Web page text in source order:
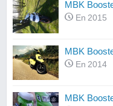
MBK
En 2015
MBK
En 2014
MBK